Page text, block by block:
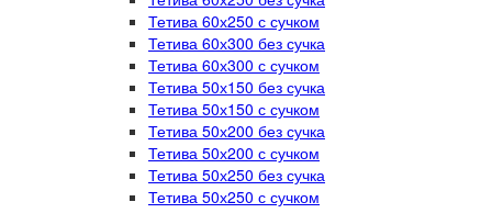
Тетива 60х250 с сучком
Тетива 60х300 без сучка
Тетива 60х300 с сучком
Тетива 50х150 без сучка
Тетива 50х150 с сучком
Тетива 50х200 без сучка
Тетива 50х200 с сучком
Тетива 50х250 без сучка
Тетива 50х250 с сучком